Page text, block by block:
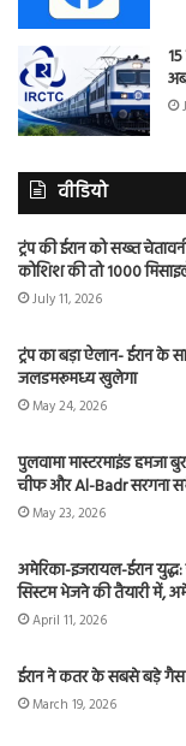
वीडियो
ट्रंप की ईरान को सख्त
कोशिश की तो 1000
July 11, 2026
ट्रंप का बड़ा ऐलान- ईरान
जलडमरूमध्य खुलेगा
May 24, 2026
पुलवामा मास्टरमाइंड हमजा
चीफ और Al-Badr सरगना
May 23, 2026
अमेरिका-इजरायल-ईरान
सिस्टम भेजने की तैयारी में,
April 11, 2026
ईरान ने कतर के सबसे बड़े गैस
March 19, 2026